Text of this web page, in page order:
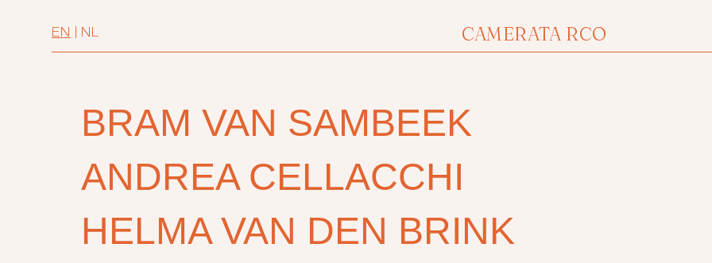
CAMERATA RCO
EN NL
BRAM VAN SAMBEEK
ANDREA CELLACCHI
HELMA VAN DEN BRINK